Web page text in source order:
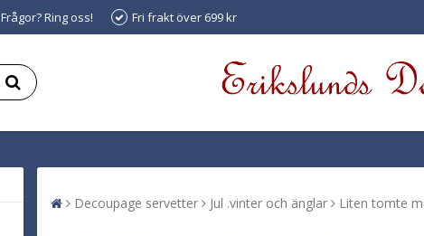
Frågor? Ring oss! Fri frakt över 699 kr
Decoupage servetter Jul .vinter och änglar Liten tomte